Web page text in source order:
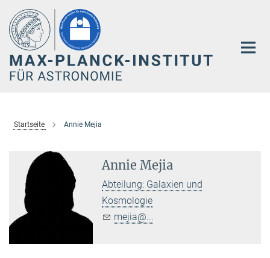
Hauptinhalt
Startseite Annie Mejia
Annie Mejia
Abteilung: Galaxien und
Kosmologie
mejia@...